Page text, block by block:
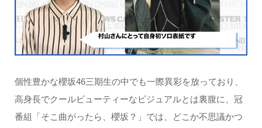
個性豊かな櫻坂46三期生の中でも一際異彩を放っており、
高身長でクールビューティーなビジュアルとは裏腹に、冠
番組「そこ曲がったら、櫻坂？」では、どこか不思議かつ